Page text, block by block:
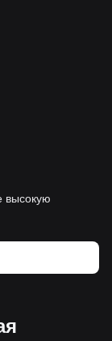
высокую